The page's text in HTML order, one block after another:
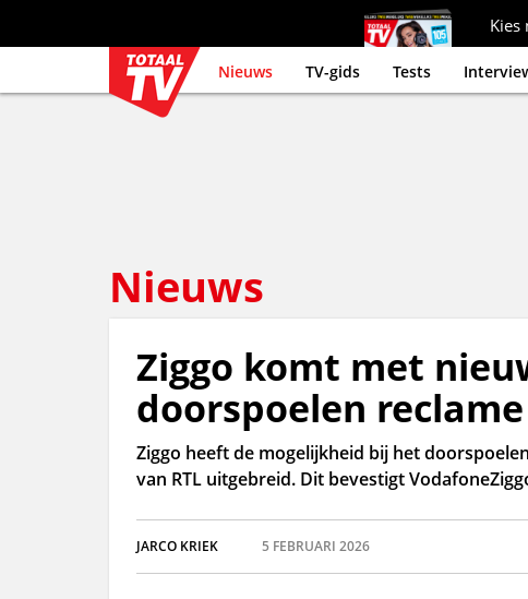
Nieuws TV-gids Tests
Nieuws
Ziggo komt met
doorspoelen
Ziggo heeft de mogelijkheid bij het
van RTL uitgebreid. Dit bevestigt
JARCO KRIEK 5 FEBRUARI 2026